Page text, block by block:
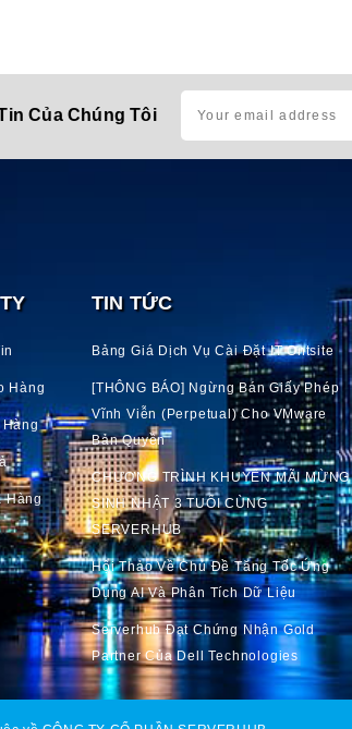
Của Chúng Tôi
Hàng
Hàng
TIN TỨC
Bảng Giá Dịch Vụ Cài Đặt IT Ontsite
[THÔNG BÁO] Ngừng Bán Giấy Phép
Vĩnh Viễn (perpetual) Cho VMware
Bản Quyền
CHƯƠNG TRÌNH KHUYẾN MÃI MỪNG
SINH NHẬT 3 TUỔI CÙNG
SERVERHUB
Hội Thảo Về Chủ Đề Tăng Tốc Ứng
Dụng AI Và Phân Tích Dữ Liệu
Serverhub Đạt Chứng Nhận Gold
Partner Của Dell Technologies